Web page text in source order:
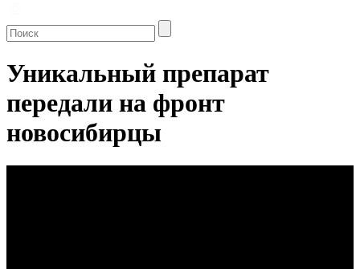
Уникальный препарат
передали на фронт
новосибирцы